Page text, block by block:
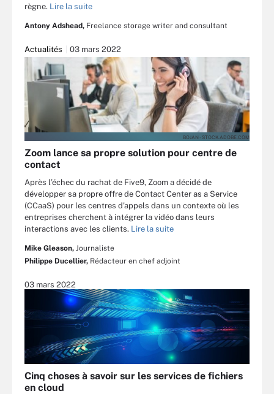
règne. Lire la suite
Antony Adshead, Freelance storage writer and consultant
Actualités 03 mars 2022
BOJAN - STOCK.ADOBE.COM
Zoom lance sa propre solution pour centre de
contact
Après l’échec du rachat de Five9, Zoom a décidé de
développer sa propre offre de Contact Center as a Service
(CCaaS) pour les centres d’appels dans un contexte où les
entreprises cherchent à intégrer la vidéo dans leurs
interactions avec les clients. Lire la suite
Mike Gleason, Journaliste
Philippe Ducellier, Rédacteur en chef adjoint
03 mars 2022
Cinq choses à savoir sur les services de fichiers
en cloud